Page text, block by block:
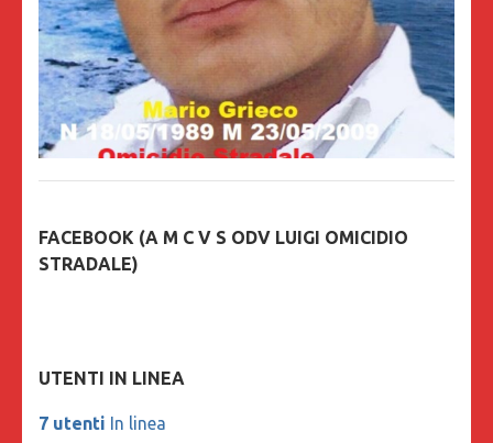
FACEBOOK (A M C V S ODV LUIGI OMICIDIO
STRADALE)
UTENTI IN LINEA
7 utenti In linea